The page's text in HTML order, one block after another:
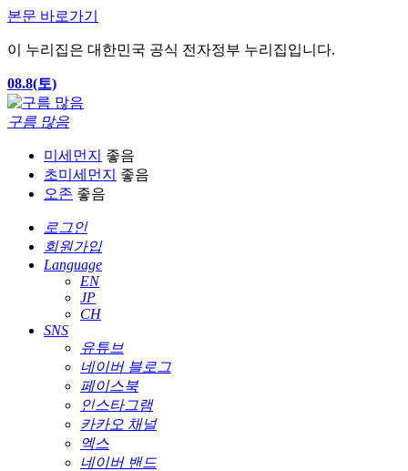
본문 바로가기
이 누리집은 대한민국 공식 전자정부 누리집입니다.
08.8(토)
구름 많음
미세먼지
좋음
초미세먼지
좋음
오존 좋음
로그인
회원가입
Language
EN
JP
CH
SNS
유튜브
네이버 블로그
페이스북
인스타그램
카카오 채널
엑스
네이버 밴드